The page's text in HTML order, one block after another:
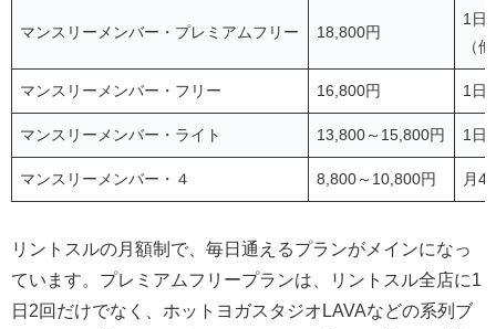
マンスリーメンバー・プレミアムフリー 18,800円
1日
（
マンスリーメンバー・フリー 16,800円 1日
マンスリーメンバー・ライト 13,800～15,800円 1日
マンスリーメンバー・４ 8,800～10,800円 月4
リントスルの月額制で、毎日通えるプランがメインになっ
ています。プレミアムフリープランは、リントスル全店に1
日2回だけでなく、ホットヨガスタジオLAVAなどの系列ブ